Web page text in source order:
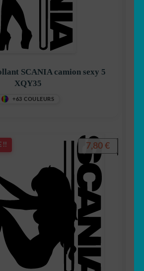
SCANIA camion sexy 5
XQY35
+63 COULEURS
!! 7,80 €